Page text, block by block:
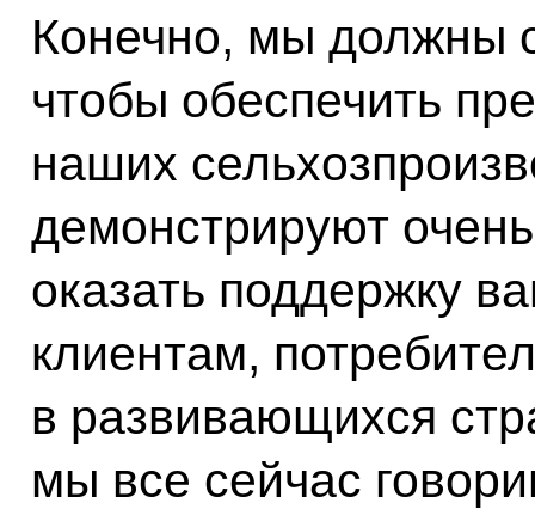
Конечно, мы должны
чтобы обеспечить
наших
демонстрируют
оказать поддержку
клиентам,
в развивающихся
мы все сейчас